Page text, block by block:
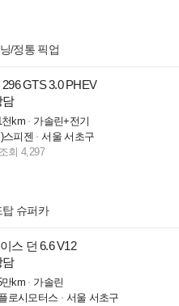
/정통 픽업
GTS 3.0 PHEV
담
천km
가솔린+전기
스피젠
서울 서초구
조회 4,297
탑 슈퍼카
스 던 6.6 V12
담
만km
가솔린
로시모터스
서울 서초구